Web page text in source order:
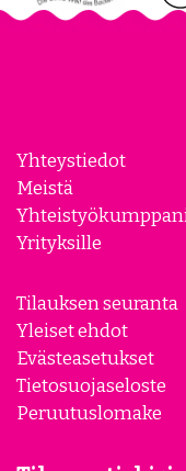
Yhteystiedot
Yhteistyökumppanit
Yrityksille
Tilauksen seuranta
Yleiset ehdot